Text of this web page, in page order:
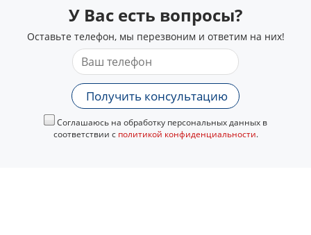
У Вас есть вопросы?
Оставьте телефон, мы перезвоним и ответим на них!
Получить консультацию
Соглашаюсь на обработку персональных данных в
соответствии с политикой конфиденциальности.